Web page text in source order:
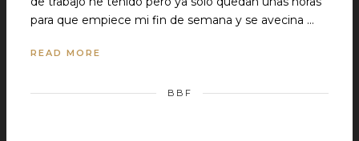
para que empiece mi fin de semana y se avecina …
READ MORE
BBF